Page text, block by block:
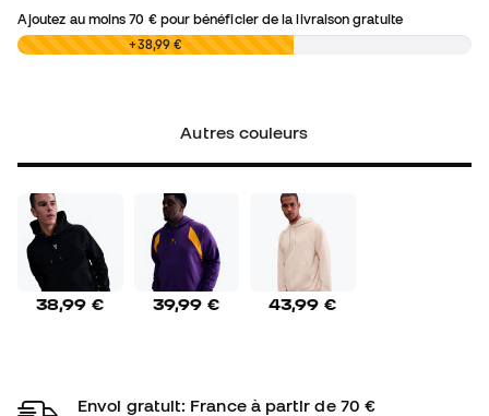
Ajoutez au moins70 €pour bénéficier de la livraison gratuite
0,00 € +38,99 €
Autres couleurs
38,99 € 39,99 € 43,99 €
Envoi gratuit: France à partir de 70 €